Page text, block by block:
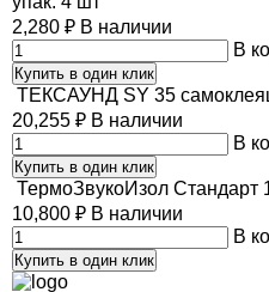
2,280 ₽ В наличии
В
Купить в один клик
ТЕКСАУНД SY 35
20,255 ₽ В наличии
В
Купить в один клик
ТермоЗвукоИзол Стандарт
10,800 ₽ В наличии
В
Купить в один клик